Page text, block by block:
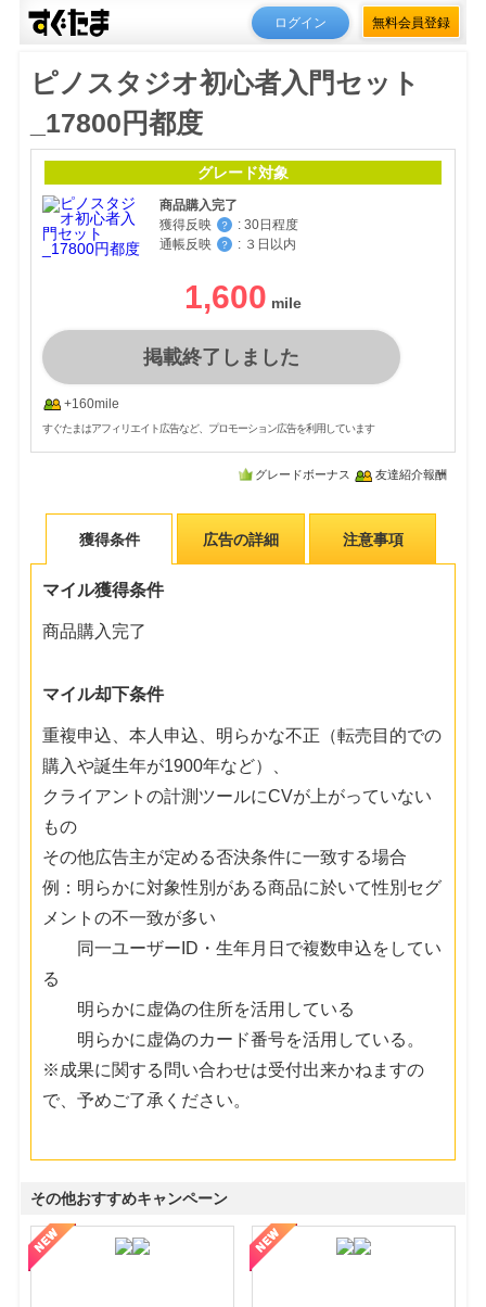
ログイン 無料会員登録
ピノスタジオ初心者入門セット
_17800円都度
グレード対象
商品購入完了
獲得反映
？ : 30日程度
通帳反映
？ : ３日以内
1,600
掲載終了しました
+160mile
すぐたまはアフィリエイト広告など、プロモーション広告を利用しています
グレードボーナス 友達紹介報酬
獲得条件 広告の詳細 注意事項
マイル獲得条件
商品購入完了
マイル却下条件
重複申込、本人申込、明らかな不正（転売目的での
購入や誕生年が1900年など）、
クライアントの計測ツールにCVが上がっていない
もの
その他広告主が定める否決条件に一致する場合
例：明らかに対象性別がある商品に於いて性別セグ
メントの不一致が多い
同一ユーザーID・生年月日で複数申込をしてい
る
明らかに虚偽の住所を活用している
明らかに虚偽のカード番号を活用している。
※成果に関する問い合わせは受付出来かねますの
で、予めご了承ください。
その他おすすめキャンペーン